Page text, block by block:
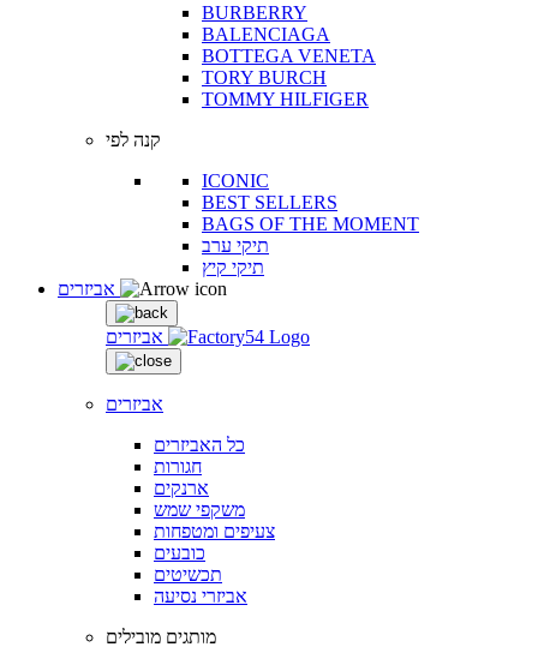
BURBERRY
BALENCIAGA
BOTTEGA VENETA
TORY BURCH
TOMMY HILFIGER
קנה לפי
ICONIC
BEST SELLERS
BAGS OF THE MOMENT
תיקי ערב
תיקי קיץ
אביזרים
אביזרים
כל האביזרים
חגורות
ארנקים
משקפי שמש
צעיפים ומטפחות
כובעים
תכשיטים
אביזרי נסיעה
מותגים מובילים